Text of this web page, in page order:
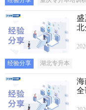
北
经验分享 湖北专升本
海
全